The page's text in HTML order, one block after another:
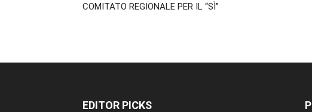
COMITATO REGIONALE PER IL “SÌ”
EDITOR PICKS